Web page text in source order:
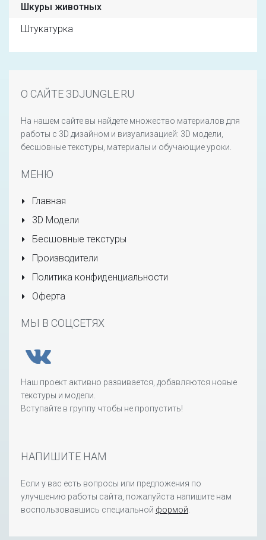
Шкуры животных
Штукатурка
О САЙТЕ 3DJUNGLE.RU
На нашем сайте вы найдете множество материалов для
работы с 3D дизайном и визуализацией: 3D модели,
бесшовные текстуры, материалы и обучающие уроки.
МЕНЮ
Главная
3D Модели
Бесшовные текстуры
Производители
Политика конфиденциальности
Оферта
МЫ В СОЦСЕТЯХ
Наш проект активно развивается, добавляются новые
текстуры и модели.
Вступайте в группу чтобы не пропустить!
НАПИШИТЕ НАМ
Если у вас есть вопросы или предложения по
улучшению работы сайта, пожалуйста напишите нам
воспользовавшись специальной формой.